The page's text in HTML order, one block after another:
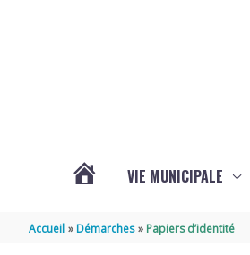
VIE MUNICIPALE
Accueil Démarches Papiers d’identité